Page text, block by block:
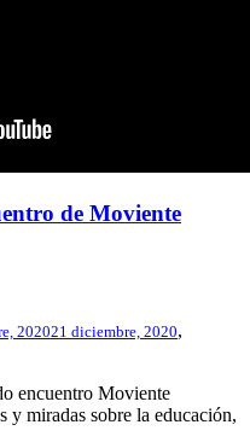
de Moviente
202021 diciembre, 2020,
encuentro Moviente
y miradas sobre la educación,